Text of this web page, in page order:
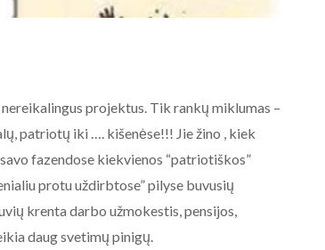
projektus. Tik rankų miklumas –
patriotų iki …. kišenėse!!! Jie žino , kiek
fazendose kiekvienos “patriotiškos”
protu uždirbtose” pilyse buvusių
krenta darbo užmokestis, pensijos,
daug svetimų pinigų.
AKTUALIJOS
NE BALTARUSIJOS
MAIDANIZAVIMUI! 2020-08-19
Baltarusijos palaikymo
akcija prie Baltarusijos